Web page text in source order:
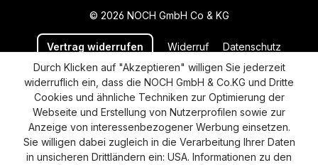
© 2026 NOCH GmbH Co & KG
Vertrag widerrufen Widerruf Datenschutz
Versand und Zahlung AGB
Impressum
Cookie-Einstellungen
Barrierefreiheitserklärung
Durch Klicken auf "Akzeptieren" willigen Sie jederzeit
widerruflich ein, dass die NOCH GmbH & Co.KG und Dritte
Cookies und ähnliche Techniken zur Optimierung der
Webseite und Erstellung von Nutzerprofilen sowie zur
Anzeige von interessenbezogener Werbung einsetzen.
Sie willigen dabei zugleich in die Verarbeitung Ihrer Daten
in unsicheren Drittländern ein: USA. Informationen zu den